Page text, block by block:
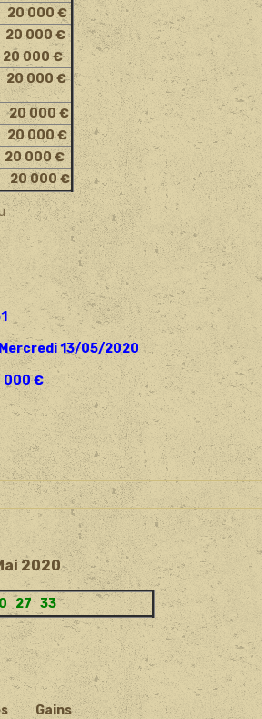
20 000 €
20 000 €
20 000 €
20 000 €
20 000 €
20 000 €
20 000 €
20 000 €
13/05/2020
000 €
2020
33
Gains